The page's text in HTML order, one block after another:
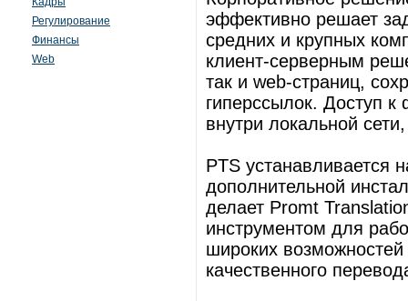
Регулирование
Финансы
Web
эффективно решает
средних и крупных
клиент-серверным
так и web-страниц,
гиперссылок. Доступ к
внутри локальной
PTS устанавливается
дополнительной
делает Promt
инструментом для
широких
качественного